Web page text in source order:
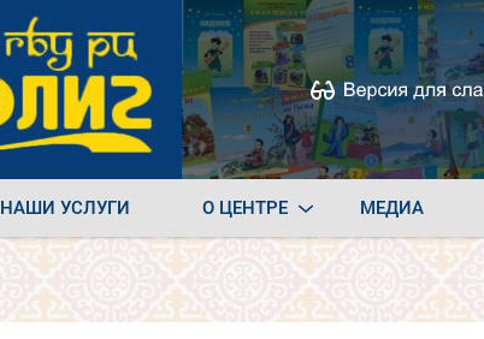
НАШИ УСЛУГИ О ЦЕНТРЕ МЕДИА